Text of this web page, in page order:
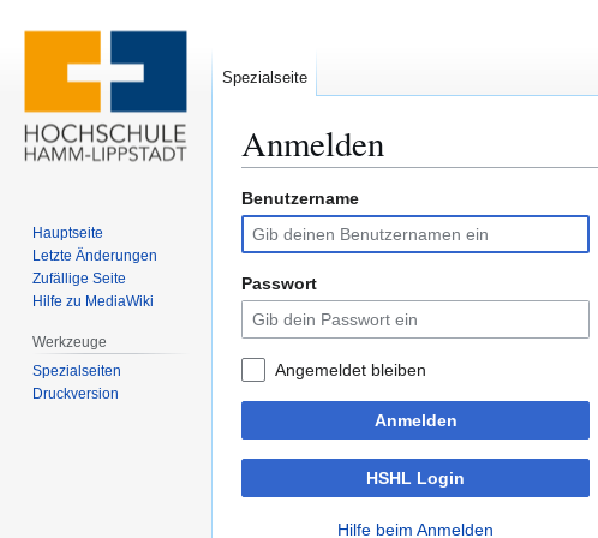
Anmelden
Zur
Navigation
springen
Zur
Suche
springen
Benutzername
Passwort
Angemeldet bleiben
Anmelden
HSHL Login
Hilfe beim Anmelden
Spezialseite
Hauptseite
Letzte Änderungen
Zufällige Seite
Hilfe zu MediaWiki
Werkzeuge
Spezialseiten
Druckversion